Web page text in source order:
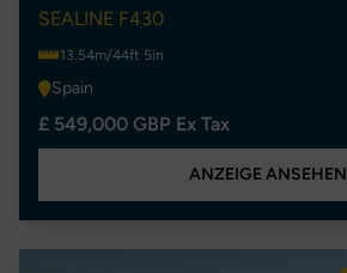
SEALINE F430
13.54m/44ft 5in
Spain
£ 549,000 GBP Ex Tax
ANZEIGE ANSEHEN